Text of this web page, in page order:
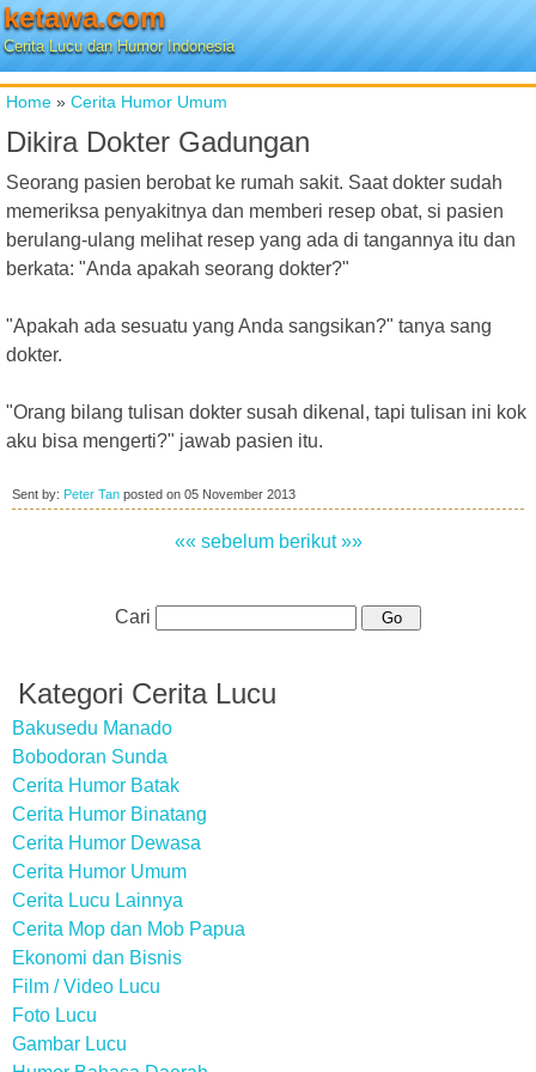
ketawa.com
Cerita Lucu dan Humor Indonesia
Home » Cerita Humor Umum
Dikira Dokter Gadungan
Seorang pasien berobat ke rumah sakit. Saat dokter sudah
memeriksa penyakitnya dan memberi resep obat, si pasien
berulang-ulang melihat resep yang ada di tangannya itu dan
berkata: "Anda apakah seorang dokter?"
"Apakah ada sesuatu yang Anda sangsikan?" tanya sang
dokter.
"Orang bilang tulisan dokter susah dikenal, tapi tulisan ini kok
aku bisa mengerti?" jawab pasien itu.
Sent by: Peter Tan posted on 05 November 2013
«« sebelum berikut »»
Cari
Kategori Cerita Lucu
Bakusedu Manado
Bobodoran Sunda
Cerita Humor Batak
Cerita Humor Binatang
Cerita Humor Dewasa
Cerita Humor Umum
Cerita Lucu Lainnya
Cerita Mop dan Mob Papua
Ekonomi dan Bisnis
Film / Video Lucu
Foto Lucu
Gambar Lucu